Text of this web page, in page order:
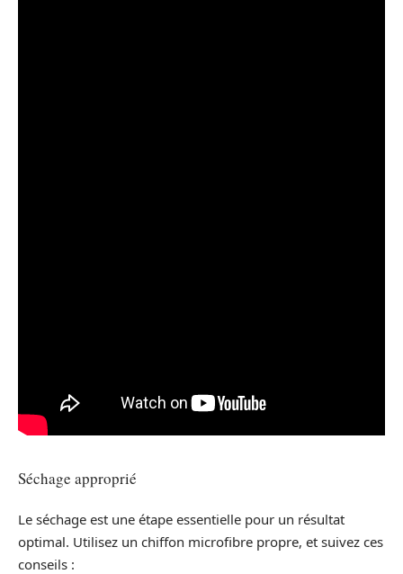
Séchage approprié
Le séchage est une étape essentielle pour un résultat
optimal. Utilisez un chiffon microfibre propre, et suivez ces
conseils :